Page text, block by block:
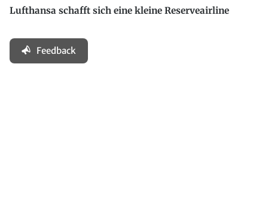
Lufthansa schafft sich eine kleine Reserveairline
Feedback